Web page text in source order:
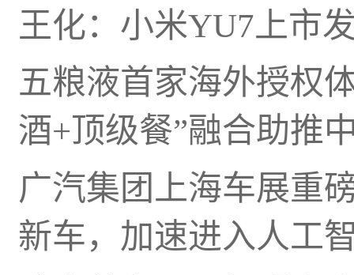
王化：小米YU7上市
五粮液首家海外授权
酒+顶级餐”融合助推
广汽集团上海车展重
新车，加速进入人工